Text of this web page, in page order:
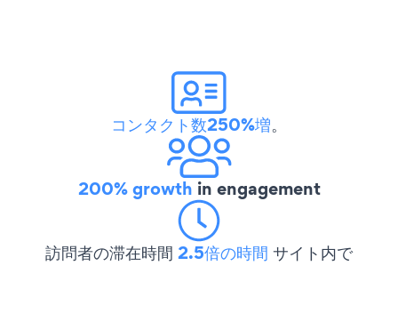
コンタクト数250%増。
200% growth in engagement
訪問者の滞在時間 2.5倍の時間 サイト内で